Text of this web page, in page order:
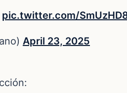
pic.twitter.com/
April 23, 2025